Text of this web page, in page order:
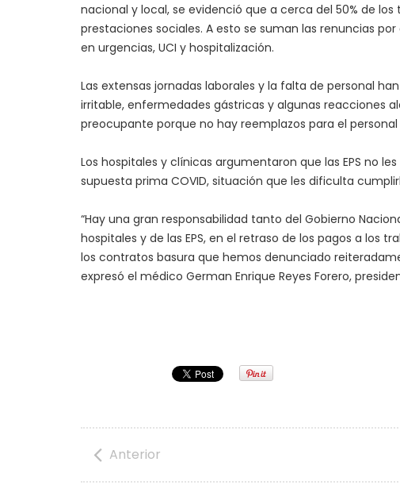
nacional y local, se evidenció que a cerca del 50% de
prestaciones sociales. A esto se suman las renuncias
en urgencias, UCI y hospitalización.
Las extensas jornadas laborales y la falta de personal
irritable, enfermedades gástricas y algunas reacciones
preocupante porque no hay reemplazos para el
Los hospitales y clínicas argumentaron que las EPS no
supuesta prima COVID, situación que les dificulta
“Hay una gran responsabilidad tanto del Gobierno
hospitales y de las EPS, en el retraso de los pagos a los
los contratos basura que hemos denunciado
expresó el médico German Enrique Reyes Forero,
Anterior